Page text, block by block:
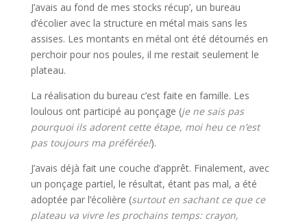
J’avais au fond de mes stocks récup’, un bureau
d’écolier avec la structure en métal mais sans les
assises. Les montants en métal ont été détournés en
perchoir pour nos poules, il me restait seulement le
plateau.
La réalisation du bureau c’est faite en famille. Les
loulous ont participé au ponçage (je ne sais pas
pourquoi ils adorent cette étape, moi heu ce n’est
pas toujours ma préférée!).
J’avais déjà fait une couche d’apprêt. Finalement, avec
un ponçage partiel, le résultat, étant pas mal, a été
adoptée par l’écolière (surtout en sachant ce que ce
plateau va vivre les prochains temps: crayon,